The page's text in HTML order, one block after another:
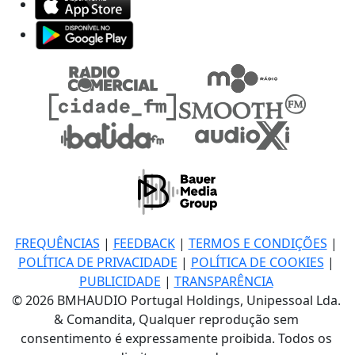
FREQUÊNCIAS | FEEDBACK| TERMOS E CONDIÇÕES |
POLÍTICA DE PRIVACIDADE | POLÍTICA DE COOKIES |
PUBLICIDADE | TRANSPARÊNCIA
© 2026 BMHAUDIO Portugal Holdings, Unipessoal Lda.
& Comandita, Qualquer reprodução sem
consentimento é expressamente proibida. Todos os